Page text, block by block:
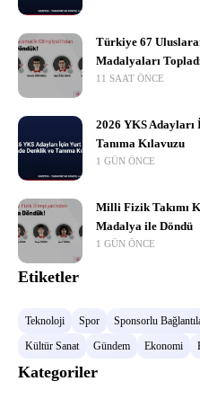
Türkiye 67
Madalyaları
11 SAAT ÖNCE
2026 YKS Adayları
Tanıma Kılavuzu
1 GÜN ÖNCE
Milli Fizik Takımı
Madalya ile Döndü
1 GÜN ÖNCE
Etiketler
Teknoloji Spor Sponsorlu
Kültür Sanat
Gündem Ekonomi
Kategoriler